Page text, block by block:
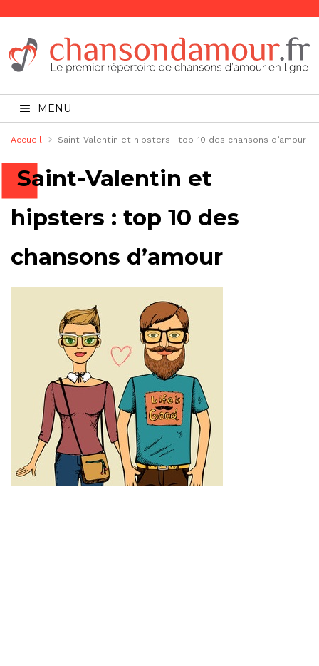
MENU
Accueil Saint-Valentin et hipsters : top 10 des chansons d’amour
Saint-Valentin et
hipsters : top 10 des
chansons d’amour